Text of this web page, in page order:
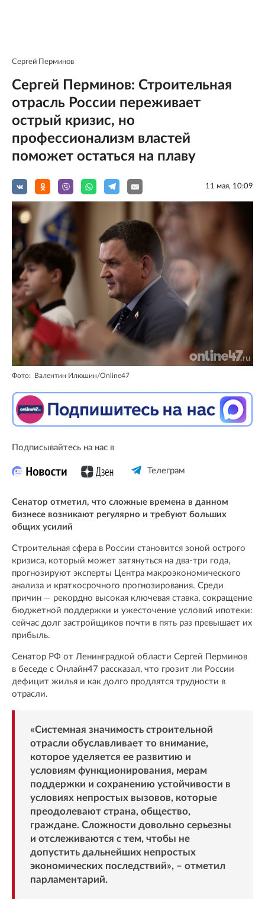
Сергей Перминов
Сергей Перминов: Строительная
отрасль России переживает
острый кризис, но
профессионализм властей
поможет остаться на плаву
11 мая, 10:09
Фото: Валентин Илюшин/Online47
Подписывайтесь на нас в
Телеграм
Сенатор отметил, что сложные времена в данном
бизнесе возникают регулярно и требуют больших
общих усилий
Строительная сфера в России становится зоной острого
кризиса, который может затянуться на два-три года,
прогнозируют эксперты Центра макроэкономического
анализа и краткосрочного прогнозирования. Среди
причин — рекордно высокая ключевая ставка, сокращение
бюджетной поддержки и ужесточение условий ипотеки:
сейчас долг застройщиков почти в пять раз превышает их
прибыль.
Сенатор РФ от Ленинградкой области Сергей Перминов
в беседе с Онлайн47 рассказал, что грозит ли России
дефицит жилья и как долго продлятся трудности в
отрасли.
«Системная значимость строительной
отрасли обуславливает то внимание,
которое уделяется ее развитию и
условиям функционирования, мерам
поддержки и сохранению устойчивости в
условиях непростых вызовов, которые
преодолевают страна, общество,
граждане. Сложности довольно серьезны
и отслеживаются с тем, чтобы не
допустить дальнейших непростых
экономических последствий», – отметил
парламентарий.